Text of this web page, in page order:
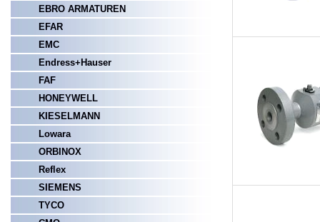
EBRO ARMATUREN
EFAR
EMC
Endress+Hauser
FAF
HONEYWELL
KIESELMANN
Lowara
ORBINOX
Reflex
SIEMENS
TYCO